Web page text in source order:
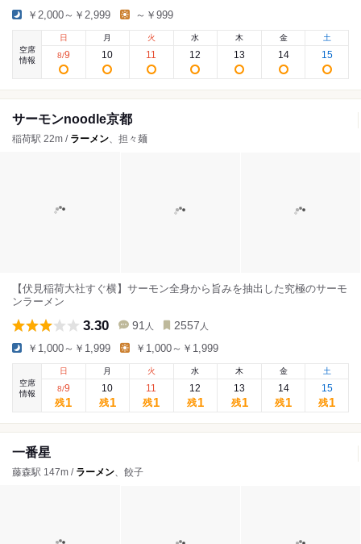
￥2,000～￥2,999 ～￥999
空席
情報
日
8/9
月
10
火
11
水
12
木
13
金
14
土
15
サーモンnoodle京都
稲荷駅 22m / ラーメン、担々麺
【伏見稲荷大社すぐ横】サーモン全身から旨みを抽出した究極のサーモ
ンラーメン
3.30 91 人 2557 人
￥1,000～￥1,999 ￥1,000～￥1,999
空席
情報
日
8/9
残1
月
10
残1
火
11
残1
水
12
残1
木
13
残1
金
14
残1
土
15
残1
一番星
藤森駅 147m / ラーメン、餃子